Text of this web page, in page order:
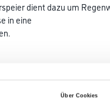
Über Cookies
dient dazu um
in eine